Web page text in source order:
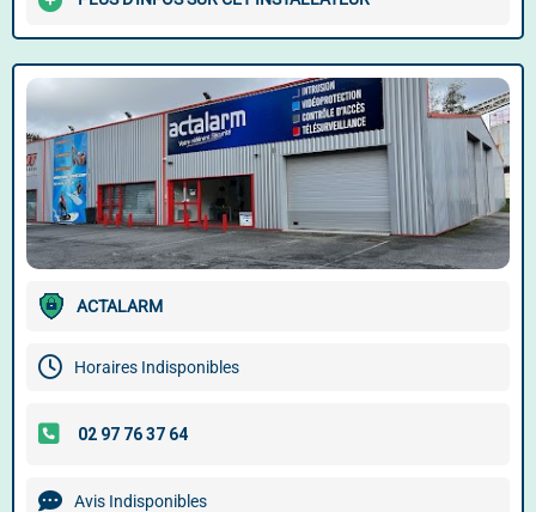
ACTALARM
Horaires Indisponibles
Avis Indisponibles